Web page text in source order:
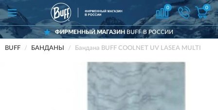
0 0
ФИРМЕННЫЙ МАГАЗИН BUFF В РОССИИ
BUFF БАНДАНЫ Бандана BUFF COOLNET UV LASEA MULTI